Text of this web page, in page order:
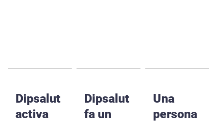
Dipsalut
activa
Dipsalut
fa un
Una
persona